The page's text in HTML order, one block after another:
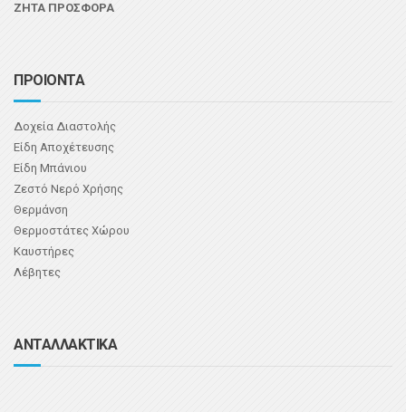
ΖΗΤΑ ΠΡΟΣΦΟΡΑ
ΠΡΟΙΟΝΤΑ
Δοχεία Διαστολής
Είδη Αποχέτευσης
Είδη Μπάνιου
Ζεστό Νερό Χρήσης
Θερμάνση
Θερμοστάτες Χώρου
Καυστήρες
Λέβητες
ΑΝΤΑΛΛΑΚΤΙΚΑ